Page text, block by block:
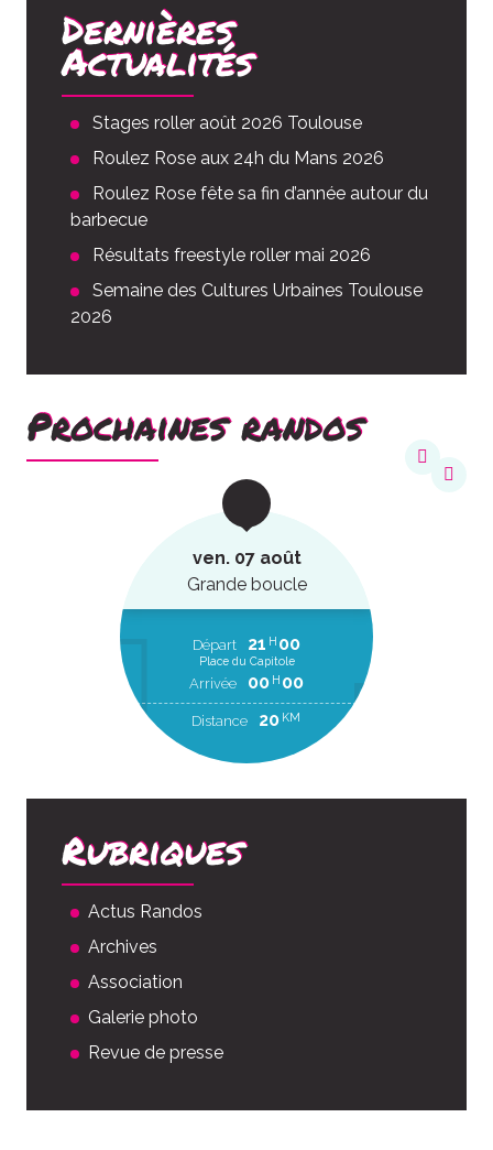
Dernières
Actualités
Stages roller août 2026 Toulouse
Roulez Rose aux 24h du Mans 2026
Roulez Rose fête sa fin d’année autour du
barbecue
Résultats freestyle roller mai 2026
Semaine des Cultures Urbaines Toulouse
2026
Prochaines randos
ven. 07 août
Grande boucle
Départ 21 H 00
Place du Capitole
Arrivée 00 H 00
Distance 20 KM
Rubriques
Actus Randos
Archives
Association
Galerie photo
Revue de presse